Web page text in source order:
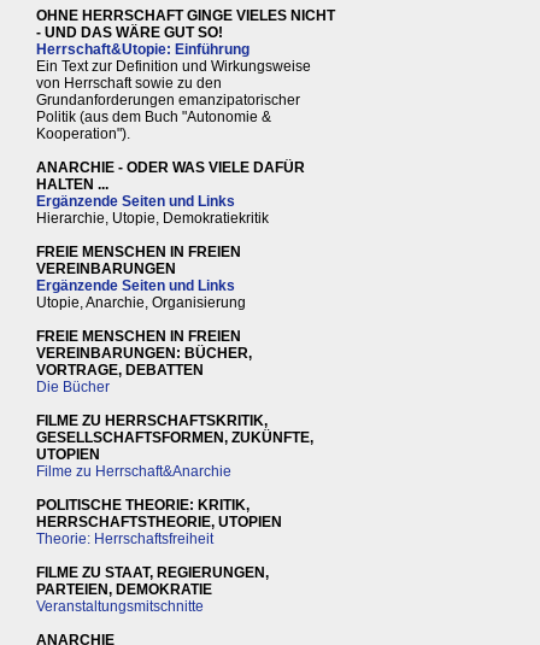
OHNE HERRSCHAFT GINGE VIELES NICHT
- UND DAS WÄRE GUT SO!
Herrschaft&Utopie: Einführung
Ein Text zur Definition und Wirkungsweise
von Herrschaft sowie zu den
Grundanforderungen emanzipatorischer
Politik (aus dem Buch "Autonomie &
Kooperation").
ANARCHIE - ODER WAS VIELE DAFÜR
HALTEN ...
Ergänzende Seiten und Links
Hierarchie, Utopie, Demokratiekritik
FREIE MENSCHEN IN FREIEN
VEREINBARUNGEN
Ergänzende Seiten und Links
Utopie, Anarchie, Organisierung
FREIE MENSCHEN IN FREIEN
VEREINBARUNGEN: BÜCHER,
VORTRAGE, DEBATTEN
Die Bücher
FILME ZU HERRSCHAFTSKRITIK,
GESELLSCHAFTSFORMEN, ZUKÜNFTE,
UTOPIEN
Filme zu Herrschaft&Anarchie
POLITISCHE THEORIE: KRITIK,
HERRSCHAFTSTHEORIE, UTOPIEN
Theorie: Herrschaftsfreiheit
FILME ZU STAAT, REGIERUNGEN,
PARTEIEN, DEMOKRATIE
Veranstaltungsmitschnitte
ANARCHIE